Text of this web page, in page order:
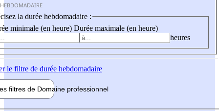
la durée hebdomadaire :
minimale (en heure) Durée maximale (en heure)
heures
le filtre de durée hebdomadaire
filtres de Domaine professionnel